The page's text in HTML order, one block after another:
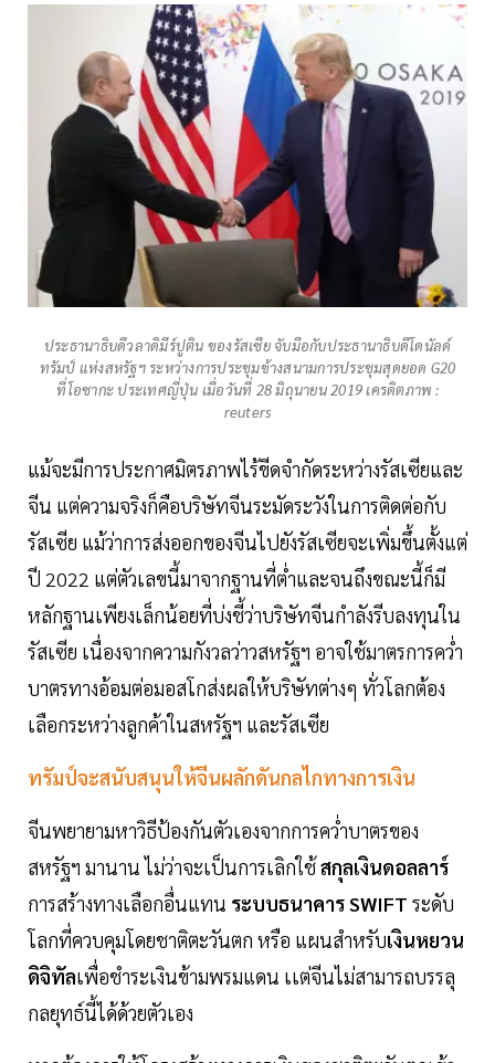
ประธานาธิบดีวลาดิมีร์ปูติน ของรัสเซีย จับมือกับประธานาธิบดีโดนัลด์
ทรัมป์ แห่งสหรัฐฯ ระหว่างการประชุมข้างสนามการประชุมสุดยอด G20
ที่โอซากะ ประเทศญี่ปุ่น เมื่อวันที่ 28 มิถุนายน 2019 เครดิตภาพ :
reuters
แม้จะมีการประกาศมิตรภาพไร้ขีดจำกัดระหว่างรัสเซียและ
จีน แต่ความจริงก็คือบริษัทจีนระมัดระวังในการติดต่อกับ
รัสเซีย แม้ว่าการส่งออกของจีนไปยังรัสเซียจะเพิ่มขึ้นตั้งแต่
ปี 2022 แต่ตัวเลขนี้มาจากฐานที่ต่ำและจนถึงขณะนี้ก็มี
หลักฐานเพียงเล็กน้อยที่บ่งชี้ว่าบริษัทจีนกำลังรีบลงทุนใน
รัสเซีย เนื่องจากความกังวลว่าวสหรัฐฯ อาจใช้มาตรการคว่ำ
บาตรทางอ้อมต่อมอสโกส่งผลให้บริษัทต่างๆ ทั่วโลกต้อง
เลือกระหว่างลูกค้าในสหรัฐฯ และรัสเซีย
ทรัมป์จะสนับสนุนให้จีนผลักดันกลไกทางการเงิน
จีนพยายามหาวิธีป้องกันตัวเองจากการคว่ำบาตรของ
สหรัฐฯ มานาน ไม่ว่าจะเป็นการเลิกใช้สกุลเงินดอลลาร์
การสร้างทางเลือกอื่นแทน ระบบธนาคาร SWIFT ระดับ
โลกที่ควบคุมโดยชาติตะวันตก หรือ แผนสำหรับเงินหยวน
ดิจิทัลเพื่อชำระเงินข้ามพรมแดน เเต่จีนไม่สามารถบรรลุ
กลยุทธ์นี้ได้ด้วยตัวเอง